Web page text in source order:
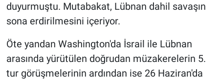
duyurmuştu. Mutabakat, Lübnan dahil savaşın
sona erdirilmesini içeriyor.
Öte yandan Washington'da İsrail ile Lübnan
arasında yürütülen doğrudan müzakerelerin 5.
tur görüşmelerinin ardından ise 26 Haziran'da